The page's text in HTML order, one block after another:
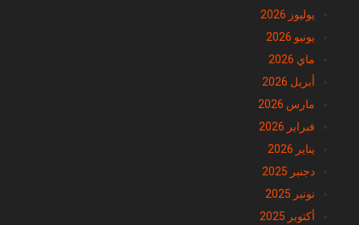
يوليوز 2026
يونيو 2026
ماي 2026
أبريل 2026
مارس 2026
فبراير 2026
يناير 2026
دجنبر 2025
نونبر 2025
أكتوبر 2025